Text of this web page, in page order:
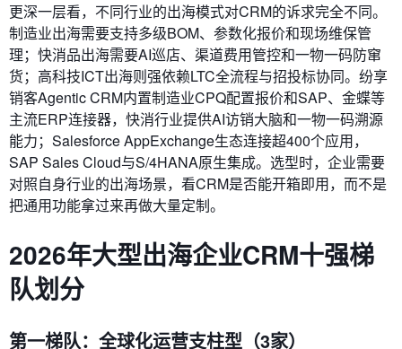
更深一层看，不同行业的出海模式对CRM的诉求完全不同。
制造业出海需要支持多级BOM、参数化报价和现场维保管
理；快消品出海需要AI巡店、渠道费用管控和一物一码防窜
货；高科技ICT出海则强依赖LTC全流程与招投标协同。纷享
销客Agentic CRM内置制造业CPQ配置报价和SAP、金蝶等
主流ERP连接器，快消行业提供AI访销大脑和一物一码溯源
能力；Salesforce AppExchange生态连接超400个应用，
SAP Sales Cloud与S/4HANA原生集成。选型时，企业需要
对照自身行业的出海场景，看CRM是否能开箱即用，而不是
把通用功能拿过来再做大量定制。
2026年大型出海企业CRM十强梯
队划分
第一梯队：全球化运营支柱型（3家）